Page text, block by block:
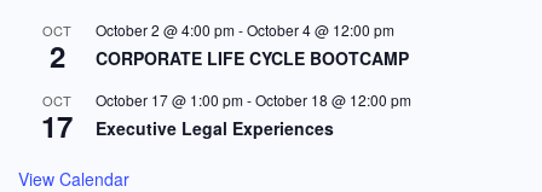
OCT
2
October 2 @ 4:00 pm-October 4 @ 12:00 pm
CORPORATE LIFE CYCLE BOOTCAMP
OCT
17
October 17 @ 1:00 pm-October 18 @ 12:00 pm
Executive Legal Experiences
View Calendar